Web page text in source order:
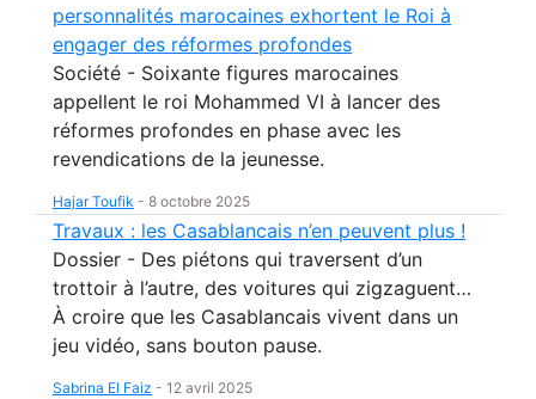
personnalités marocaines exhortent le Roi à
engager des réformes profondes
Société - Soixante figures marocaines
appellent le roi Mohammed VI à lancer des
réformes profondes en phase avec les
revendications de la jeunesse.
Hajar Toufik - 8 octobre 2025
Travaux : les Casablancais n’en peuvent plus !
Dossier - Des piétons qui traversent d’un
trottoir à l’autre, des voitures qui zigzaguent…
À croire que les Casablancais vivent dans un
jeu vidéo, sans bouton pause.
Sabrina El Faiz - 12 avril 2025